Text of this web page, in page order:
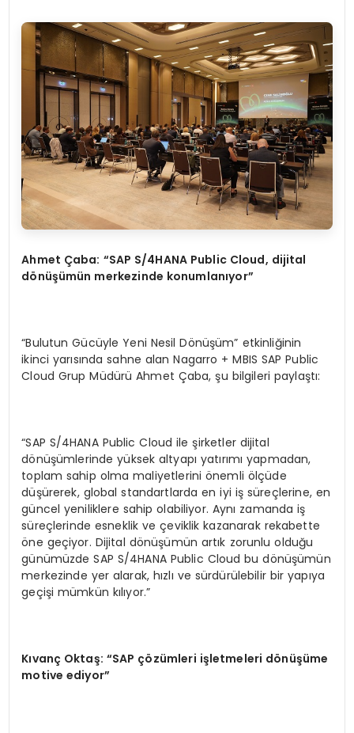
Ahmet Çaba: “SAP S/4HANA Public Cloud, dijital
dönüşümün merkezinde konumlanıyor”
“Bulutun Gücüyle Yeni Nesil Dönüşüm” etkinliğinin
ikinci yarısında sahne alan Nagarro + MBIS SAP Public
Cloud Grup Müdürü Ahmet Çaba, şu bilgileri paylaştı:
“SAP S/4HANA Public Cloud ile şirketler dijital
dönüşümlerinde yüksek altyapı yatırımı yapmadan,
toplam sahip olma maliyetlerini önemli ölçüde
düşürerek, global standartlarda en iyi iş süreçlerine, en
güncel yeniliklere sahip olabiliyor. Aynı zamanda iş
süreçlerinde esneklik ve çeviklik kazanarak rekabette
öne geçiyor. Dijital dönüşümün artık zorunlu olduğu
günümüzde SAP S/4HANA Public Cloud bu dönüşümün
merkezinde yer alarak, hızlı ve sürdürülebilir bir yapıya
geçişi mümkün kılıyor.”
Kıvanç Oktaş: “SAP çözümleri işletmeleri dönüşüme
motive ediyor”